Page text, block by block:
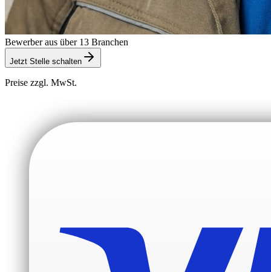
Bewerber aus über 13 Branchen
Jetzt Stelle schalten
Preise zzgl. MwSt.